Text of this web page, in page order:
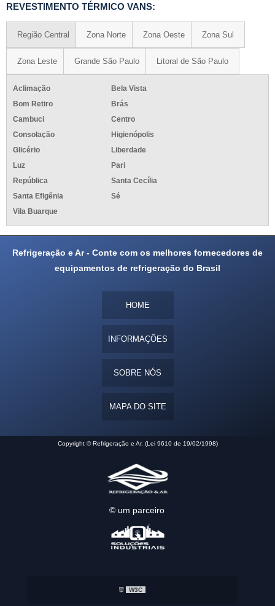
REVESTIMENTO TÉRMICO VANS:
Região Central Zona Norte Zona Oeste Zona Sul
Zona Leste Grande São Paulo Litoral de São Paulo
Aclimação
Bela Vista
Bom Retiro
Brás
Cambuci
Centro
Consolação
Higienópolis
Glicério
Liberdade
Luz
Pari
República
Santa Cecília
Santa Efigênia
Sé
Vila Buarque
Refrigeração e Ar - Conte com os melhores fornecedores de
equipamentos de refrigeração do Brasil
HOME
INFORMAÇÕES
SOBRE NÓS
MAPA DO SITE
Copyright © Refrigeração e Ar. (Lei 9610 de 19/02/1998)
© um parceiro
W3C